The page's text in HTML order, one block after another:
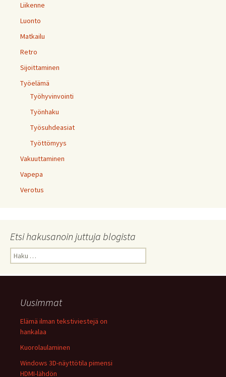
Liikenne
Luonto
Matkailu
Retro
Sijoittaminen
Työelämä
Työhyvinvointi
Työnhaku
Työsuhdeasiat
Työttömyys
Vakuuttaminen
Vapepa
Verotus
Etsi hakusanoin juttuja blogista
Haku:
Uusimmat
Elämä ilman tekstiviestejä on
hankalaa
Kuorolaulaminen
Windows 3D-näyttötila pimensi
HDMI-lähdön